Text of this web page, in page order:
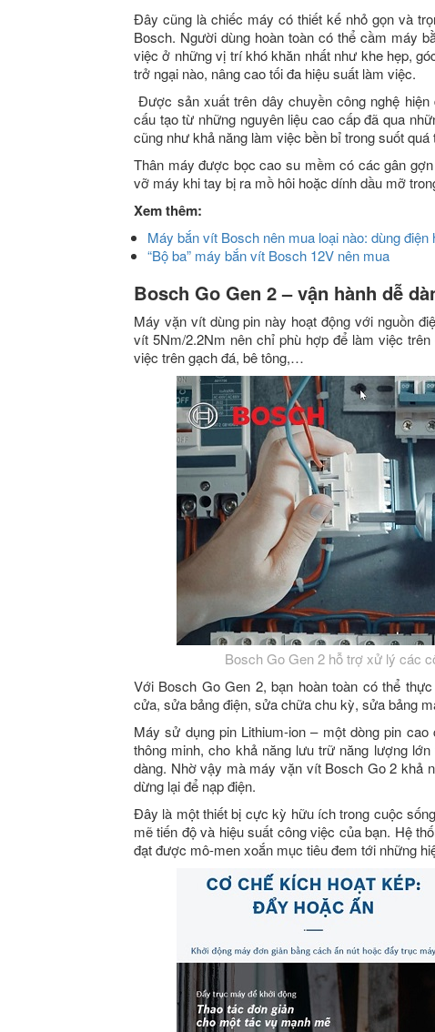
Đây cũng là chiếc máy có thiết kế nhỏ gọn và
Bosch. Người dùng hoàn toàn có thể cầm máy
việc ở những vị trí khó khăn nhất như khe hẹp,
trở ngại nào, nâng cao tối đa hiệu suất làm việc.
Được sản xuất trên dây chuyền công nghệ
cấu tạo từ những nguyên liệu cao cấp đã qua
cũng như khả năng làm việc bền bỉ trong suốt quá
Thân máy được bọc cao su mềm có các gân
vỡ máy khi tay bị ra mồ hôi hoặc dính dầu mỡ
Xem thêm:
Máy bắn vít Bosch nên mua loại nào: dùng điện
“Bộ ba” máy bắn vít Bosch 12V nên mua
Bosch Go Gen 2 – vận hành dễ
Máy vặn vít dùng pin này hoạt động với nguồn
vít 5Nm/2.2Nm nên chỉ phù hợp để làm việc
việc trên gạch đá, bê tông,…
Bosch Go Gen 2 hỗ trợ xử lý các
Với Bosch Go Gen 2, bạn hoàn toàn có thể
cửa, sửa bảng điện, sửa chữa chu kỳ, sửa bảng
Máy sử dụng pin Lithium-ion – một dòng pin
thông minh, cho khả năng lưu trữ năng lượng
dàng. Nhờ vậy mà máy vặn vít Bosch Go 2 khả
dừng lại để nạp điện.
Đây là một thiết bị cực kỳ hữu ích trong cuộc
mẽ tiến độ và hiệu suất công việc của bạn. Hệ
đạt được mô-men xoắn mục tiêu đem tới những